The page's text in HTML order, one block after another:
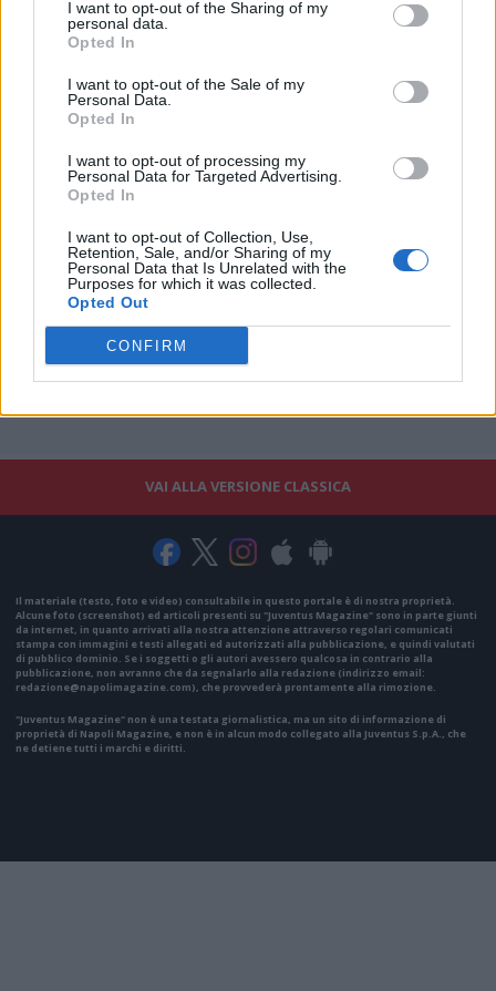
I want to opt-out of the Sharing of my
personal data.
Opted In
I want to opt-out of the Sale of my
Personal Data.
Opted In
I want to opt-out of processing my
Personal Data for Targeted Advertising.
Opted In
I want to opt-out of Collection, Use,
Retention, Sale, and/or Sharing of my
Personal Data that Is Unrelated with the
Purposes for which it was collected.
Opted Out
CONFIRM
Maldini, nel 2019.
Molto dipenderà anche dalle uscite: in caso di addio di
lasciato i rossoneri solamente un anno fa, nell'estate 2025.
VAI ALLA VERSIONE CLASSICA
Il materiale (testo, foto e video) consultabile in questo portale è di nostra proprietà.
Alcune foto (screenshot) ed articoli presenti su "Juventus Magazine" sono in parte giunti
da internet, in quanto arrivati alla nostra attenzione attraverso regolari comunicati
stampa con immagini e testi allegati ed autorizzati alla pubblicazione, e quindi valutati
di pubblico dominio. Se i soggetti o gli autori avessero qualcosa in contrario alla
pubblicazione, non avranno che da segnalarlo alla redazione (indirizzo email:
redazione@napolimagazine.com), che provvederà prontamente alla rimozione.
"Juventus Magazine" non è una testata giornalistica, ma un sito di informazione di
proprietà di Napoli Magazine, e non è in alcun modo collegato alla Juventus S.p.A., che
ne detiene tutti i marchi e diritti.